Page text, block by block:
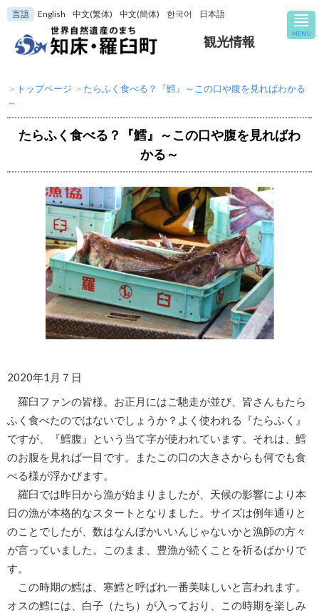
言語 English 中文(繁体) 中文(簡体) 한국어 日本語
観光情報
MENU
＞ トップページ ＞ たらふく食べる？『鱈』～この口や腹を見ればわかる
～
たらふく食べる？『鱈』～この口や腹を見ればわ
かる～
2020年1月７日
羅臼ファンの皆様。お正月にはご馳走が並び、皆さんもたら
ふく食べたのではないでしょうか？よく使われる『たらふく』
ですが、『鱈腹』という当て字が使われています。それは、鱈
のお腹を見れば一目です。またこの口の大きさからも何でも食
べる様が浮かびます。
羅臼では昨日から漁が始まりましたが、天候の影響により本
日の漁が本格的なスタートとなりました。サイズは例年通りと
のことでしたが、数はなんぼかいいんじゃないかと漁師の方々
が言っていました。このまま、豊漁が続くことを祈るばかりで
す。
この時期の鱈は、寒鱈と呼ばれ一番美味しいと言われます。
オスの鱈には、白子（たち）が入っており、この時期を楽しみ